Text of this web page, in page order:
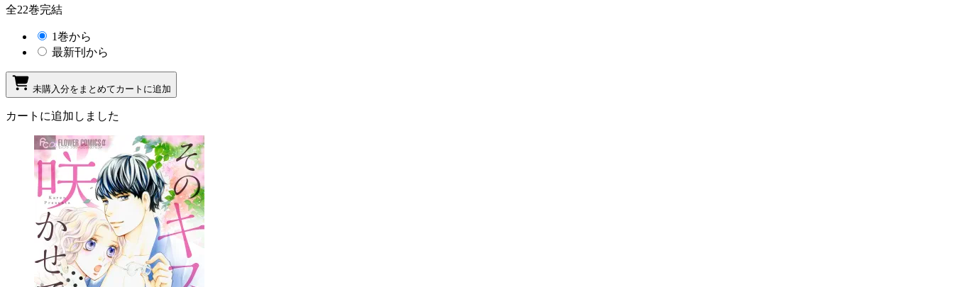
全22巻完結
1巻から
最新刊から
未購入分をまとめてカートに追加
カートに追加しました